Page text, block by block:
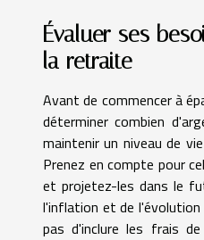
Évaluer ses
la retraite
Avant de commencer à
déterminer combien
maintenir un niveau de
Prenez en compte pour
et projetez-les dans le
l'inflation et de l'évolution
pas d'inclure les frais